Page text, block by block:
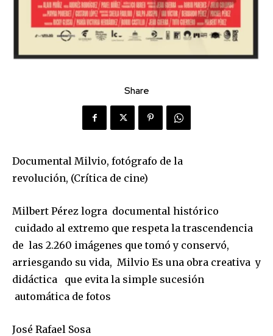
Share
Documental Milvio, fotógrafo de la
revolución, (Crítica de cine)
Milbert Pérez logra documental histórico
cuidado al extremo que respeta la trascendencia
de las 2.260 imágenes que tomó y conservó,
arriesgando su vida, Milvio Es una obra creativa y
didáctica que evita la simple sucesión
automática de fotos
José Rafael Sosa